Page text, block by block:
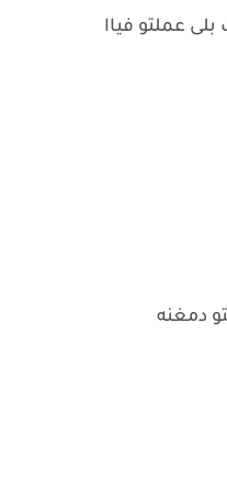
عملتو فياا
دمغنه